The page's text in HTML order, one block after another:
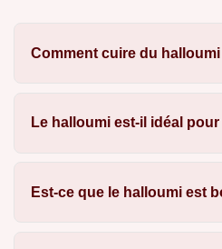
Comment cuire du
Le halloumi est-il idéal
Est-ce que le halloumi est